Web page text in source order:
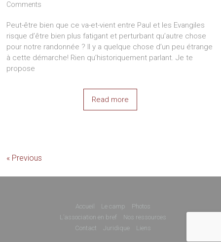
Comments
Peut-être bien que ce va-et-vient entre Paul et les Evangiles
risque d’être bien plus fatigant et perturbant qu’autre chose
pour notre randonnée ? Il y a quelque chose d’un peu étrange
à cette démarche! Rien qu’historiquement parlant. Je te
propose
Read more
« Previous
Accueil Le camp
Photos
L’association en bref
Nos ressources
Contact
Juridique Liens